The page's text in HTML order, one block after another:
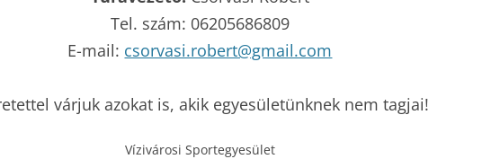
Tel. szám: 06205686809
E-mail: csorvasi.robert@gmail.com
várjuk azokat is, akik egyesületünknek nem tagjai!
Vízivárosi Sportegyesület